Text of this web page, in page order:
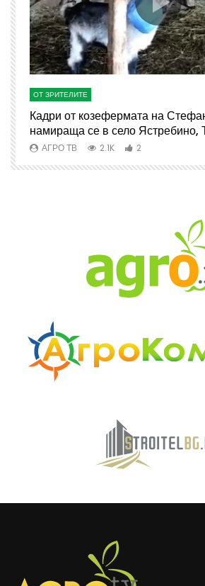
Watch Later
ОТ ЗРИТЕЛИТЕ
Кадри от козефермата на
намираща се в село Ястребино,
АГРО ТВ 2.1K 2